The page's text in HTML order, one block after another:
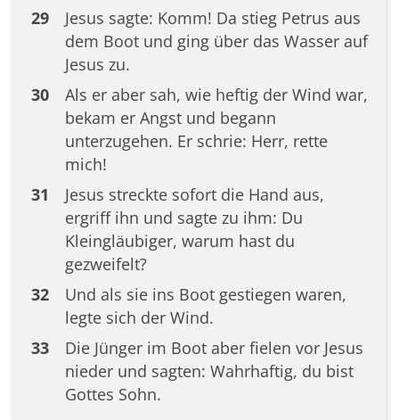
29
Jesus sagte: Komm! Da stieg Petrus aus
dem Boot und ging über das Wasser auf
Jesus zu.
30
Als er aber sah, wie heftig der Wind war,
bekam er Angst und begann
unterzugehen. Er schrie: Herr, rette
mich!
31
Jesus streckte sofort die Hand aus,
ergriff ihn und sagte zu ihm: Du
Kleingläubiger, warum hast du
gezweifelt?
32
Und als sie ins Boot gestiegen waren,
legte sich der Wind.
33
Die Jünger im Boot aber fielen vor Jesus
nieder und sagten: Wahrhaftig, du bist
Gottes Sohn.